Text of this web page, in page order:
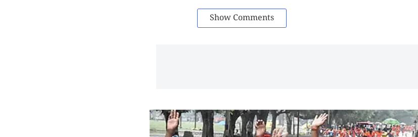
Show Comments